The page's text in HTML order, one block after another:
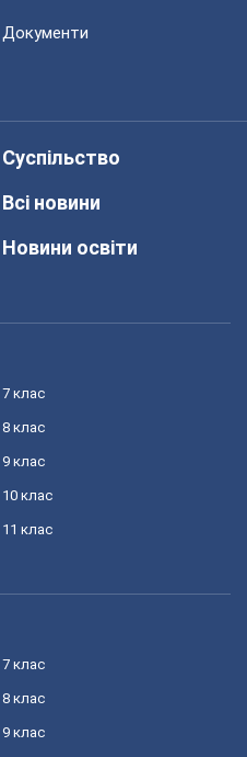
Документи
Суспільство
Всі новини
Новини освіти
7 клас
8 клас
9 клас
10 клас
11 клас
7 клас
8 клас
9 клас